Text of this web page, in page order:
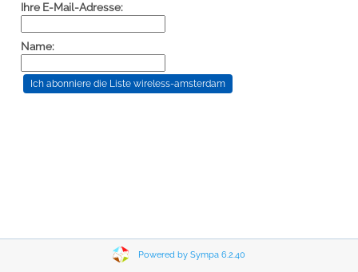
Ihre E-Mail-Adresse:
Name:
Powered by Sympa 6.2.40